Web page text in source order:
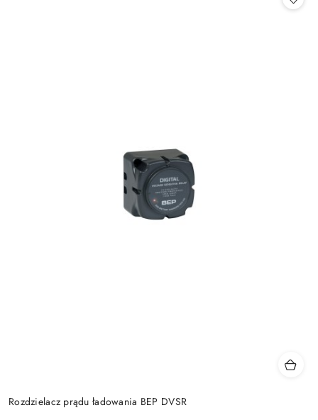
Rozdzielacz prądu ładowania BEP DVSR